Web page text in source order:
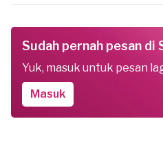
Sudah pernah pesan di
Yuk, masuk untuk pesan
Masuk